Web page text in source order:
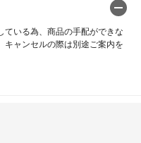
いる為、商品の手配ができな
キャンセルの際は別途ご案内を